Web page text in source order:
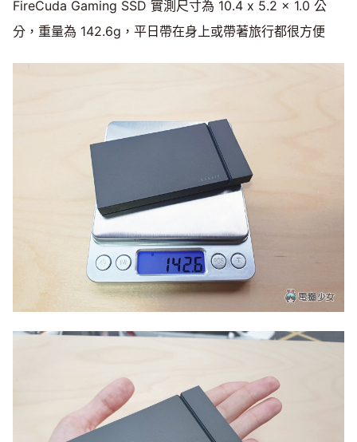
FireCuda Gaming SSD 實測尺寸為 10.4 x 5.2 x 1.0 公
分，重量為 142.6g，平日帶在身上或帶著旅行都很方便